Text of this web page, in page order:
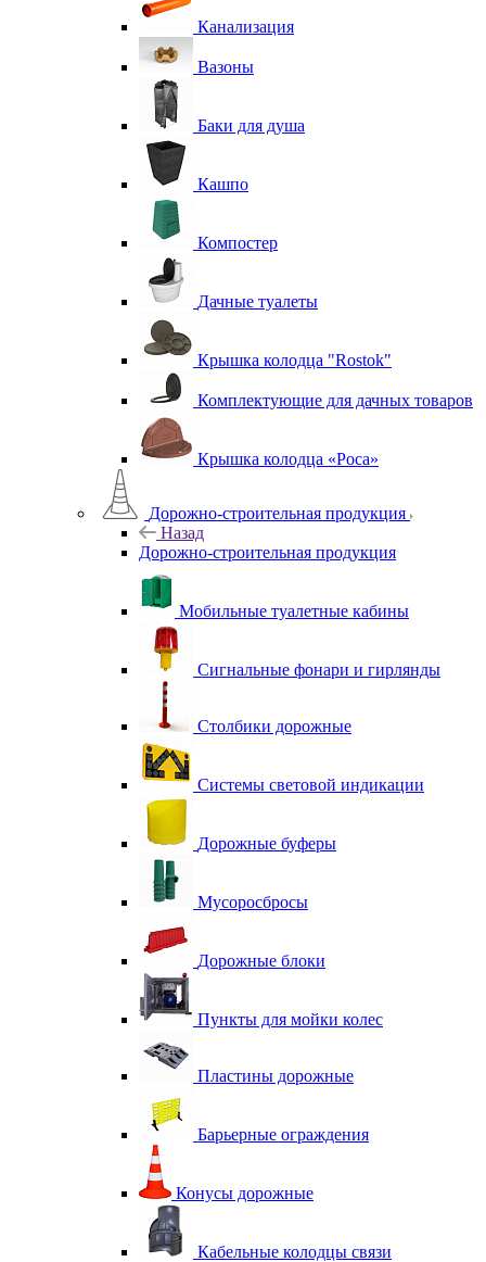
Канализация
Вазоны
Баки для душа
Кашпо
Компостер
Дачные туалеты
Крышка колодца "Rostok"
Комплектующие для дачных товаров
Крышка колодца «Роса»
Дорожно-строительная продукция
Назад
Дорожно-строительная продукция
Мобильные туалетные кабины
Сигнальные фонари и гирлянды
Столбики дорожные
Системы световой индикации
Дорожные буферы
Мусоросбросы
Дорожные блоки
Пункты для мойки колес
Пластины дорожные
Барьерные ограждения
Конусы дорожные
Кабельные колодцы связи